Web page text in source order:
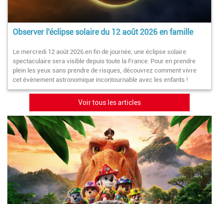
Observer l'éclipse solaire du 12 août 2026 en famille
Le mercredi 12 août 2026 en fin de journée, une éclipse solaire
spectaculaire sera visible depuis toute la France. Pour en prendre
plein les yeux sans prendre de risques, découvrez comment vivre
cet évènement astronomique incontournable avec les enfants !
Voir tous les articles